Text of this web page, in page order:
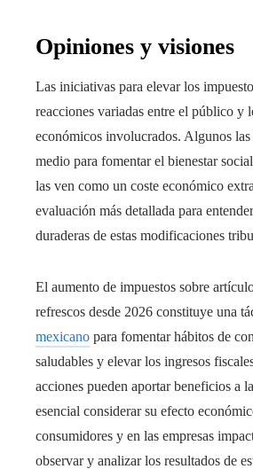
Opiniones y visiones
Las iniciativas para elevar los
reacciones variadas entre el público y
económicos involucrados. Algunos
medio para fomentar el bienestar
las ven como un coste económico
evaluación más detallada para
duraderas de estas modificaciones
El aumento de impuestos sobre
refrescos desde 2026 constituye una
mexicano para fomentar hábitos de
saludables y elevar los ingresos
acciones pueden aportar beneficios a
esencial considerar su efecto
consumidores y en las empresas
observar y analizar los resultados de